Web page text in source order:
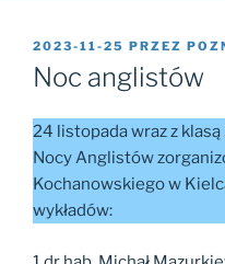
OPUBLIKOWANE
W
2023-11-25 PRZEZ
Noc anglistów
24 listopada wraz z
Nocy Anglistów
Kochanowskiego w
wykładów: